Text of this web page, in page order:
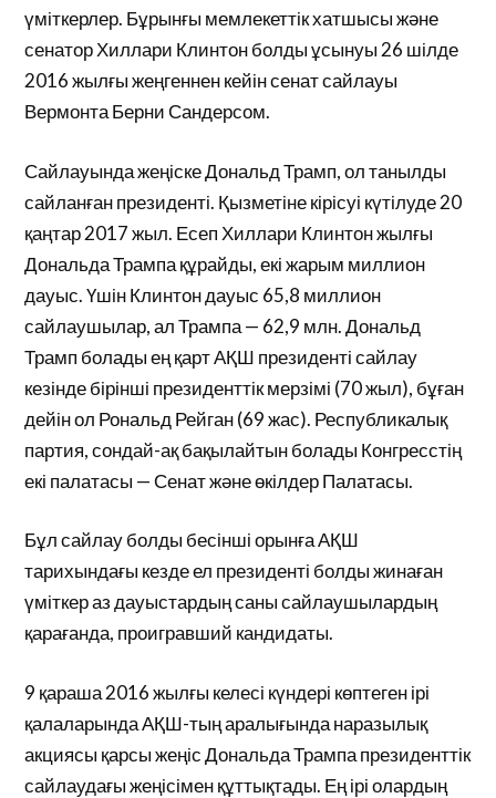
үміткерлер. Бұрынғы мемлекеттік хатшысы және
сенатор Хиллари Клинтон болды ұсынуы 26 шілде
2016 жылғы жеңгеннен кейін сенат сайлауы
Вермонта Берни Сандерсом.
Сайлауында жеңіске Дональд Трамп, ол танылды
сайланған президенті. Қызметіне кірісуі күтілуде 20
қаңтар 2017 жыл. Есеп Хиллари Клинтон жылғы
Дональда Трампа құрайды, екі жарым миллион
дауыс. Үшін Клинтон дауыс 65,8 миллион
сайлаушылар, ал Трампа — 62,9 млн. Дональд
Трамп болады ең қарт АҚШ президенті сайлау
кезінде бірінші президенттік мерзімі (70 жыл), бұған
дейін ол Рональд Рейган (69 жас). Республикалық
партия, сондай-ақ бақылайтын болады Конгресстің
екі палатасы — Сенат және өкілдер Палатасы.
Бұл сайлау болды бесінші орынға АҚШ
тарихындағы кезде ел президенті болды жинаған
үміткер аз дауыстардың саны сайлаушылардың
қарағанда, проигравший кандидаты.
9 қараша 2016 жылғы келесі күндері көптеген ірі
қалаларында АҚШ-тың аралығында наразылық
акциясы қарсы жеңіс Дональда Трампа президенттік
сайлаудағы жеңісімен құттықтады. Ең ірі олардың